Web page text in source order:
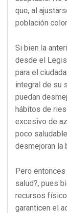
que, al
población
Si bien la
desde el
para el
integral de su
puedan
hábitos de
excesivo de
poco
desmejoran la
Pero
salud?, pues
recursos
garanticen el